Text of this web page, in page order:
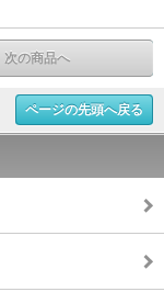
次の商品へ
ページの先頭へ戻る